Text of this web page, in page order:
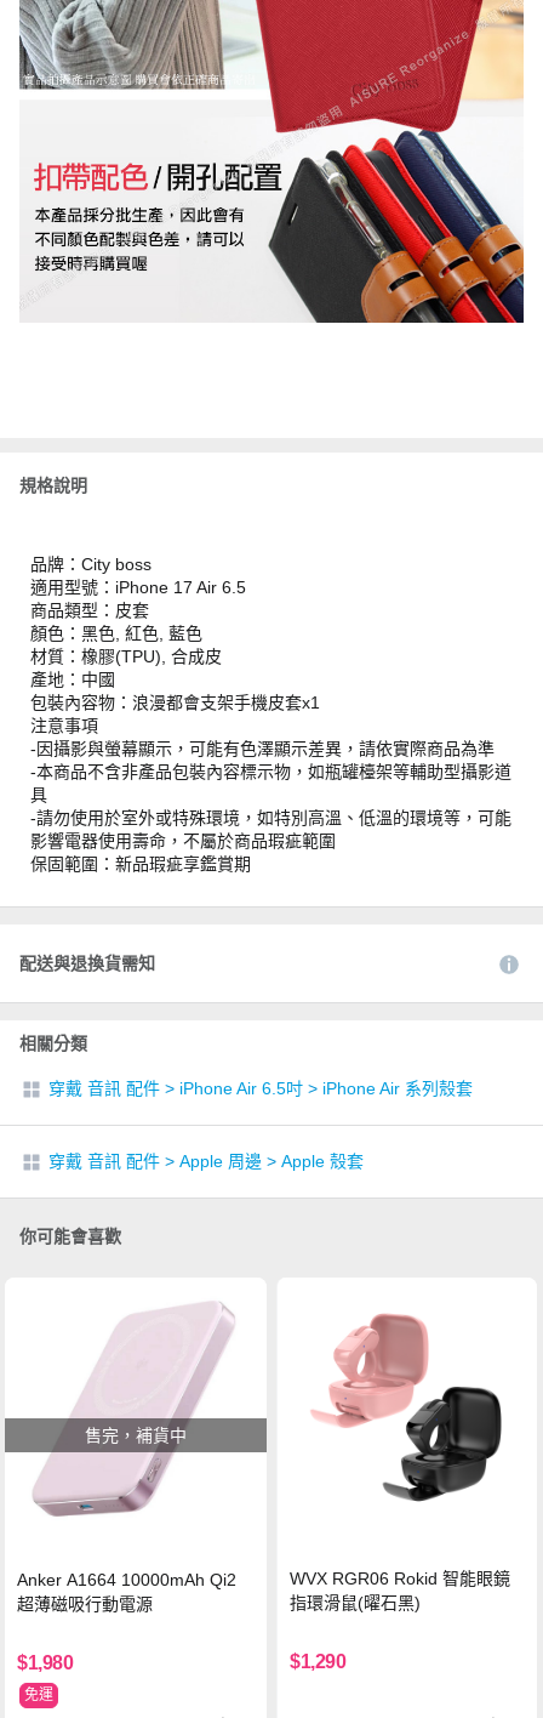
規格說明
品牌：City boss
適用型號：iPhone 17 Air 6.5
商品類型：皮套
顏色：黑色, 紅色, 藍色
材質：橡膠(TPU), 合成皮
產地：中國
包裝內容物：浪漫都會支架手機皮套x1
注意事項
-因攝影與螢幕顯示，可能有色澤顯示差異，請依實際商品為準
-本商品不含非產品包裝內容標示物，如瓶罐檯架等輔助型攝影道
具
-請勿使用於室外或特殊環境，如特別高溫、低溫的環境等，可能
影響電器使用壽命，不屬於商品瑕疵範圍
保固範圍：新品瑕疵享鑑賞期
配送與退換貨需知
相關分類
穿戴 音訊 配件 > iPhone Air 6.5吋 > iPhone Air 系列殼套
穿戴 音訊 配件 > Apple 周邊 > Apple 殼套
你可能會喜歡
售完，補貨中
Anker A1664 10000mAh Qi2
超薄磁吸行動電源
$1,980
免運
WVX RGR06 Rokid 智能眼鏡
指環滑鼠(曜石黑)
$1,290